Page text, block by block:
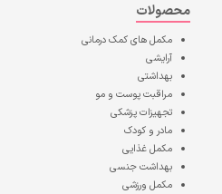
محصولات
مکمل های کمک درمانی
آرایشی
بهداشتی
مراقبت پوست و مو
تجهیزات پزشکی
مادر و کودک
مکمل غذایی
بهداشت جنسی
مکمل ورزشی